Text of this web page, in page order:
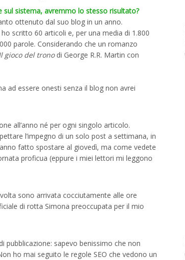
sistema, avremmo lo stesso risultato?
ottenuto dal suo blog in un anno.
scritto 60 articoli e, per una media di 1.800
parole. Considerando che un romanzo
gioco del tronodi George R.R. Martin con
ad essere onesti senza il blog non avrei
all’anno né per ogni singolo articolo.
l’impegno di un solo post a settimana, in
fatto spostare al giovedì, ma come vedete
proficua (eppure i miei lettori mi leggono
sono arrivata cocciutamente alle ore
di rotta Simona preoccupata per il mio
pubblicazione: sapevo benissimo che non
ho mai seguito le regole SEO che vedono un